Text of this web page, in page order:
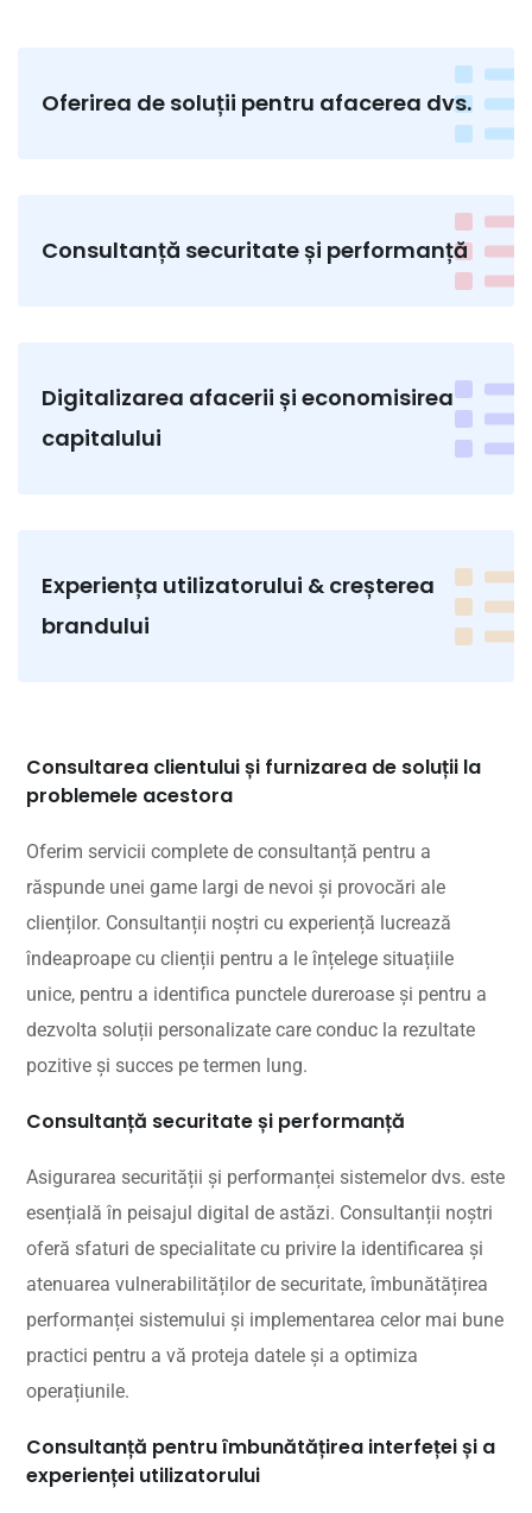
Oferirea de soluții pentru afacerea dvs.
Consultanță securitate și performanță
Digitalizarea afacerii și economisirea
capitalului
Experiența utilizatorului & creșterea
brandului
Consultarea clientului și furnizarea de soluții la
problemele acestora
Oferim servicii complete de consultanță pentru a
răspunde unei game largi de nevoi și provocări ale
clienților. Consultanții noștri cu experiență lucrează
îndeaproape cu clienții pentru a le înțelege situațiile
unice, pentru a identifica punctele dureroase și pentru a
dezvolta soluții personalizate care conduc la rezultate
pozitive și succes pe termen lung.
Consultanță securitate și performanță
Asigurarea securității și performanței sistemelor dvs. este
esențială în peisajul digital de astăzi. Consultanții noștri
oferă sfaturi de specialitate cu privire la identificarea și
atenuarea vulnerabilităților de securitate, îmbunătățirea
performanței sistemului și implementarea celor mai bune
practici pentru a vă proteja datele și a optimiza
operațiunile.
Consultanță pentru îmbunătățirea interfeței și a
experienței utilizatorului